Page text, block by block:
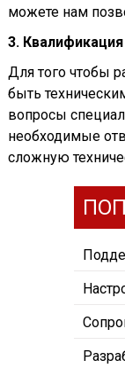
можете нам
3.
Для того чтобы
быть
вопросы
необходимые
сложную